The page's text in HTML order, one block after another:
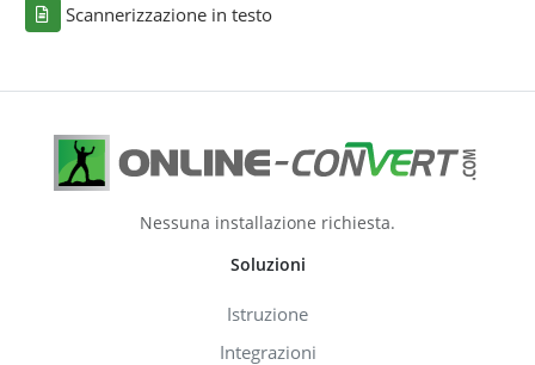
Scannerizzazione in testo
Nessuna installazione richiesta.
Soluzioni
Istruzione
Integrazioni